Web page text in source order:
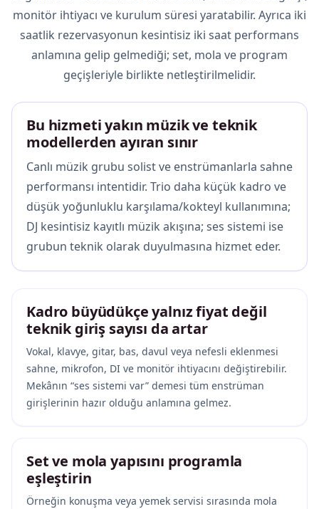
monitör ihtiyacı ve kurulum süresi yaratabilir. Ayrıca iki
saatlik rezervasyonun kesintisiz iki saat performans
anlamına gelip gelmediği; set, mola ve program
geçişleriyle birlikte netleştirilmelidir.
Bu hizmeti yakın müzik ve teknik
modellerden ayıran sınır
Canlı müzik grubu solist ve enstrümanlarla sahne
performansı intentidir. Trio daha küçük kadro ve
düşük yoğunluklu karşılama/kokteyl kullanımına;
DJ kesintisiz kayıtlı müzik akışına; ses sistemi ise
grubun teknik olarak duyulmasına hizmet eder.
Kadro büyüdükçe yalnız fiyat değil
teknik giriş sayısı da artar
Vokal, klavye, gitar, bas, davul veya nefesli eklenmesi
sahne, mikrofon, DI ve monitör ihtiyacını değiştirebilir.
Mekânın “ses sistemi var” demesi tüm enstrüman
girişlerinin hazır olduğu anlamına gelmez.
Set ve mola yapısını programla
eşleştirin
Örneğin konuşma veya yemek servisi sırasında mola